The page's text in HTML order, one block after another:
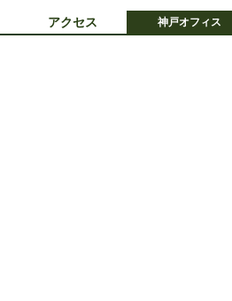
アクセス 神戸オフィス